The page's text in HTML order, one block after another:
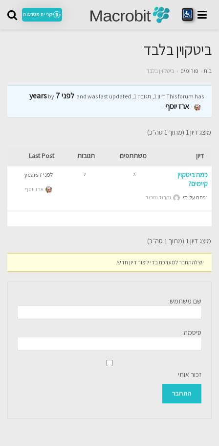
קניית מטבעות
ביטקוין בלבד
בית › פורומים › ביטקוין בלבד
This forum has דיון 1, תגובה 1, and was last updated לפני 7 years by
ארז יוסף
מוצג דיון 1 (מתוך 1 סה״כ)
דיון משתתפים תגובות Last Post
כמה ביטקוין
קיימים?
נפתח על ידי נמרוד נמרוד
2
2 לפני 7 years
ארז יוסף
מוצג דיון 1 (מתוך 1 סה״כ)
יש להתחבר למערכת כדי ליצור דיון חדש.
שם משתמש:
סיסמה:
זכור אותי
התחבר